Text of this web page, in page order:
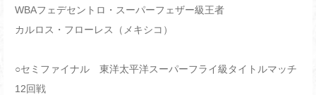
WBAフェデセントロ・スーパーフェザー級王者
カルロス・フローレス（メキシコ）
○セミファイナル 東洋太平洋スーパーフライ級タイトルマッチ
12回戦